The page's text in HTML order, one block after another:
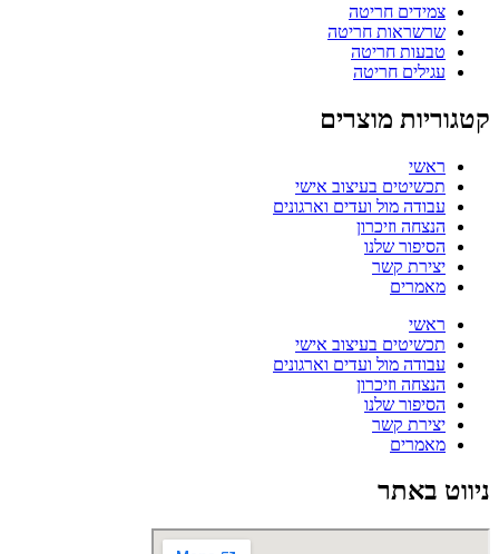
צמידים חריטה
שרשראות חריטה
טבעות חריטה
עגילים חריטה
קטגוריות מוצרים
ראשי
תכשיטים בעיצוב אישי
עבודה מול ועדים וארגונים
הנצחה וזיכרון
הסיפור שלנו
יצירת קשר
מאמרים
ראשי
תכשיטים בעיצוב אישי
עבודה מול ועדים וארגונים
הנצחה וזיכרון
הסיפור שלנו
יצירת קשר
מאמרים
ניווט באתר